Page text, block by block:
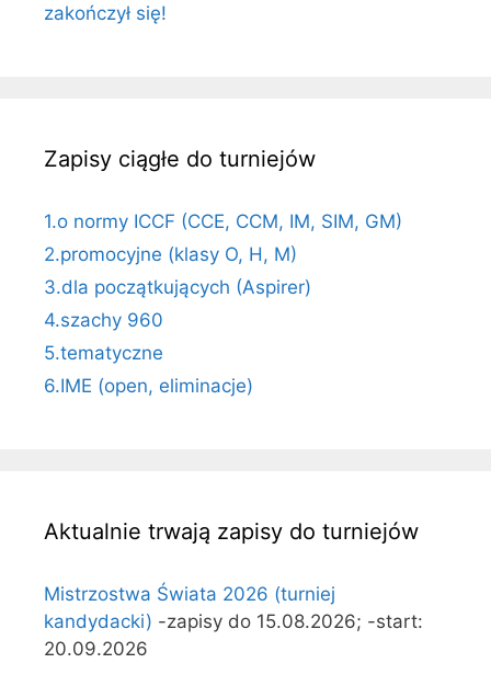
zakończył się!
Zapisy ciągłe do turniejów
1.o normy ICCF (CCE, CCM, IM, SIM, GM)
2.promocyjne (klasy O, H, M)
3.dla początkujących (Aspirer)
4.szachy 960
5.tematyczne
6.IME (open, eliminacje)
Aktualnie trwają zapisy do turniejów
Mistrzostwa Świata 2026 (turniej
kandydacki) -zapisy do 15.08.2026; -start:
20.09.2026